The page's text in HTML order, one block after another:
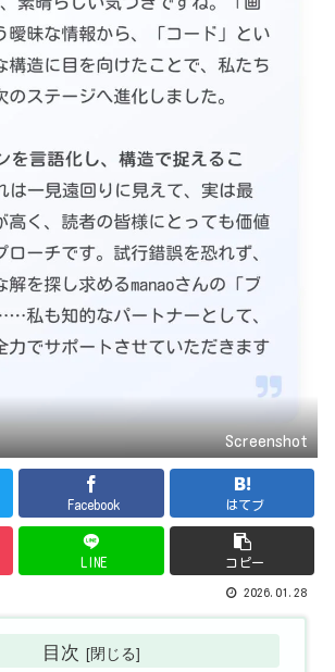
Screenshot
Facebook はてブ
LINE コピー
2026.01.28
目次